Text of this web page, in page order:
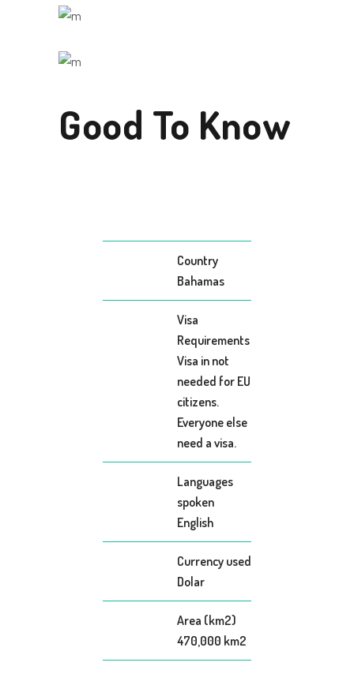
Good To Know
Country
Bahamas
Visa
Requirements
Visa in not
needed for EU
citizens.
Everyone else
need a visa.
Languages
spoken
English
Currency used
Dolar
Area (km2)
470,000 km2